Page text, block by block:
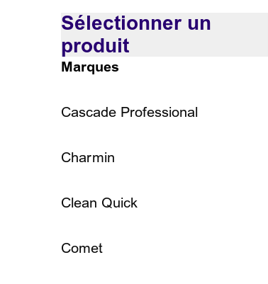
Sélectionner un
produit
Marques
Cascade Professional
Charmin
Clean Quick
Comet